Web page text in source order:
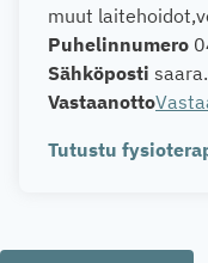
muut laitehoidot
Puhelinnumero
Sähköposti
Vastaanotto
Tutustu